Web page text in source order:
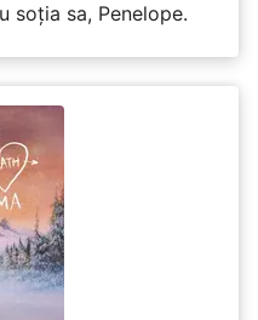
soția sa, Penelope.